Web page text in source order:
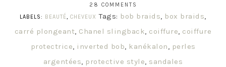
28 COMMENTS
LABELS:
BEAUTÉ,CHEVEUX Tags: bob braids, box braids,
carré plongeant, Chanel slingback, coiffure, coiffure
protectrice, inverted bob, kanékalon, perles
argentées, protective style, sandales